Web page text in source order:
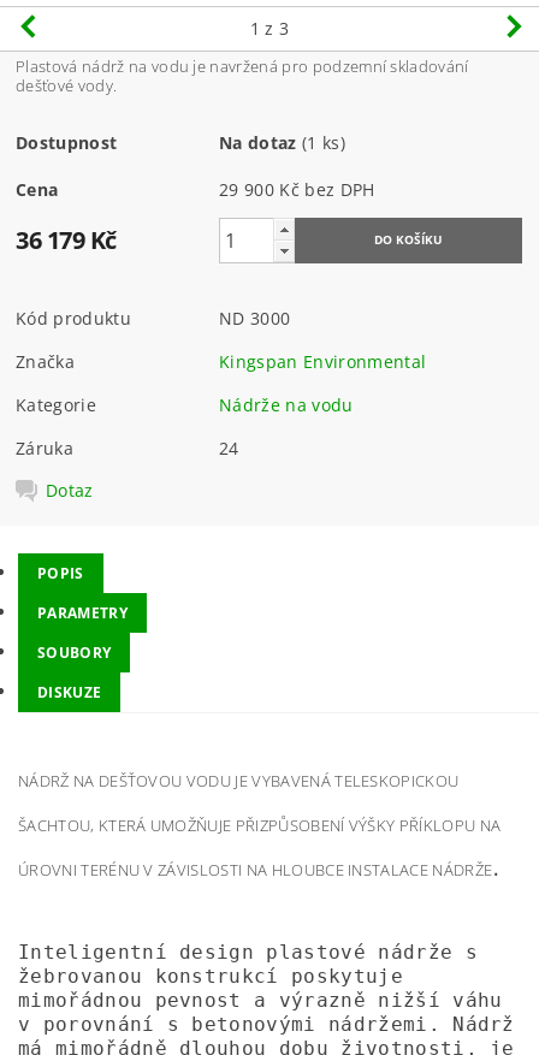
1 z 3
Plastová nádrž na vodu je navržená pro podzemní skladování
dešťové vody.
Dostupnost Na dotaz (1 ks)
Cena 29 900 Kč bez DPH
36 179 Kč
Kód produktu
ND 3000
Značka
Kingspan Environmental
Kategorie
Nádrže na vodu
Záruka
24
Dotaz
POPIS
PARAMETRY
SOUBORY
DISKUZE
NÁDRŽ NA DEŠŤOVOU VODU JE VYBAVENÁ TELESKOPICKOU
ŠACHTOU, KTERÁ UMOŽŇUJE PŘIZPŮSOBENÍ VÝŠKY PŘÍKLOPU NA
ÚROVNI TERÉNU V ZÁVISLOSTI NA HLOUBCE INSTALACE NÁDRŽE.
Inteligentní design plastové nádrže s
žebrovanou konstrukcí poskytuje
mimořádnou pevnost a výrazně nižší váhu
v porovnání s betonovými nádržemi. Nádrž
má mimořádně dlouhou dobu životnosti, je